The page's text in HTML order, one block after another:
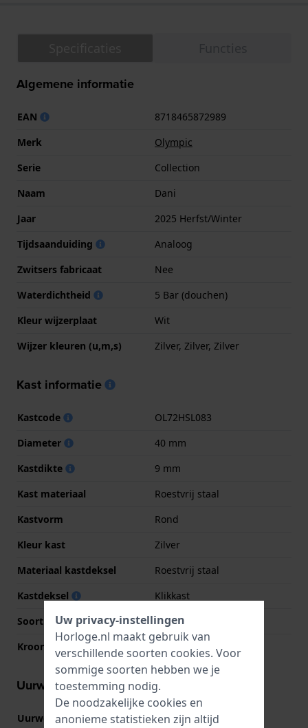
Algemene informatie
EAN
8718465872989
Merk
Olympic
Serie
Collection
Naam
Dani
Jaar
2025 Herfst/Winter
Tijdsaanduiding
Analoog
Zwitsers fabricaat
Nee
Waterdichtheid
5 Bar (douchen)
Kleur wijzerplaat
Wit
Wijzer kleuren (u,m,s)
Zilver, Zilver, Zilver
Kast informatie
Kastcode
OL72HSL083
Diameter
40 mm
Kastdikte
9 mm
Kast materiaal
Roestvrij staal
Kastvorm
Rond
Kleur kast
Zilver
Materiaal kastdeksel
Roestvrij staal
Kastdeksel
Klikkast
Soort glas
Mineraal
Kroon
Trek kroon
Uurwerk informatie
Uurwerk nr. 2035(Bekijk specificaties
Uw privacy-instellingen
Horloge.nl maakt gebruik van
verschillende soorten cookies. Voor
sommige soorten hebben we je
toestemming nodig.
De noodzakelijke cookies en
anonieme statistieken zijn altijd